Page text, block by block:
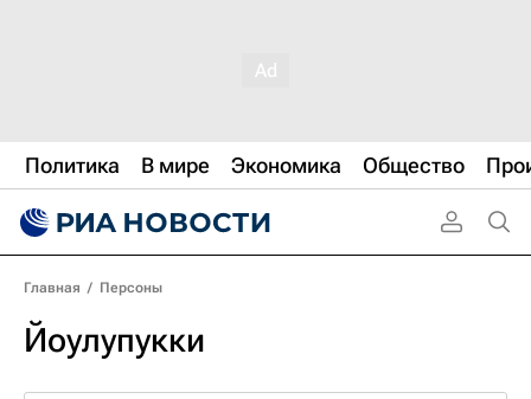
Политика В мире Экономика Общество
Главная / Персоны
Йоулупукки